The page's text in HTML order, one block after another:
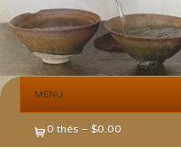
MENU
0 thés – $0.00